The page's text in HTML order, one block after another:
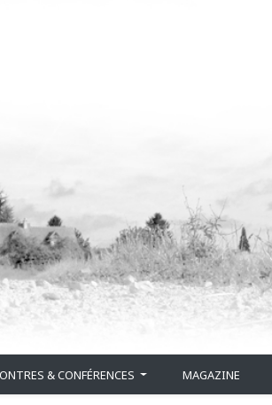
& CONFÉRENCES MAGAZINE